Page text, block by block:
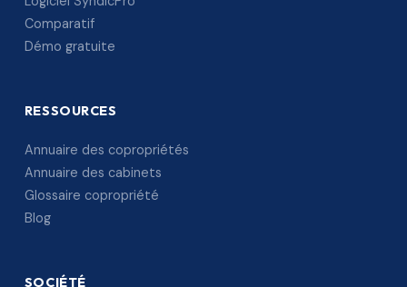
Comparatif
Démo gratuite
RESSOURCES
Annuaire des copropriétés
Annuaire des cabinets
Glossaire copropriété
Blog
SOCIÉTÉ